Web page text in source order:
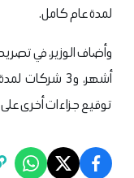
لمدة عام كامل.
توقيع جزاءات أخرى